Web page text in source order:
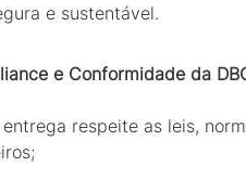
e sustentável.
e Conformidade da
respeite as leis,